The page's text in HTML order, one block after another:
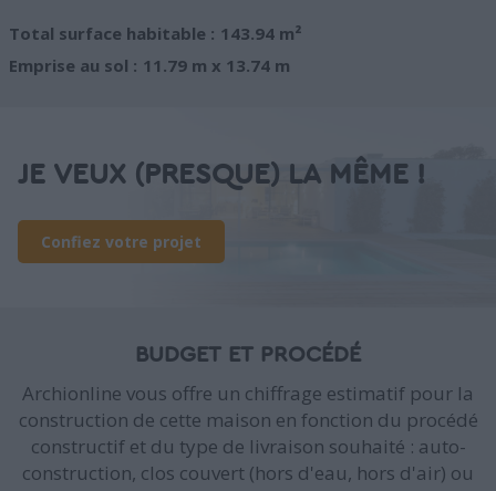
Total surface habitable : 143.94 m²
Emprise au sol : 11.79 m x 13.74 m
JE VEUX (PRESQUE) LA MÊME !
Confiez votre projet
BUDGET ET PROCÉDÉ
Archionline vous offre un chiffrage estimatif pour la
construction de cette maison en fonction du procédé
constructif et du type de livraison souhaité : auto-
construction, clos couvert (hors d'eau, hors d'air) ou